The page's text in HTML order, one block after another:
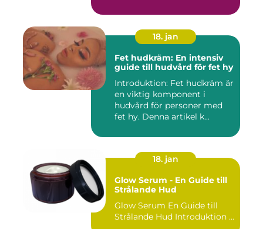
18. jan
Fet hudkräm: En intensiv
guide till hudvård för fet hy
Introduktion: Fet hudkräm är
en viktig komponent i
hudvård för personer med
fet hy. Denna artikel k...
18. jan
Glow Serum - En Guide till
Strålande Hud
Glow Serum En Guide till
Strålande Hud Introduktion ...